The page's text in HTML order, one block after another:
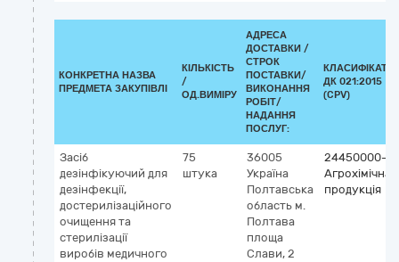
КОНКРЕТНА НАЗВА
ПРЕДМЕТА ЗАКУПІВЛІ
КІЛЬКІСТЬ
/
ОД.ВИМІРУ
АДРЕСА
ДОСТАВКИ /
СТРОК
ПОСТАВКИ/
ВИКОНАННЯ
РОБІТ/
НАДАННЯ
ПОСЛУГ:
ДК 021:2015
(CPV)
Засіб
дезінфікуючий для
дезінфекції,
достерилізаційного
очищення та
стерилізації
виробів медичного
75
штука
36005
Україна
Полтавська
область м.
Полтава
площа
Слави, 2
24450000-3
Агрохімічна
продукція